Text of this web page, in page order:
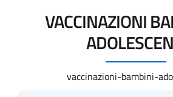
VACCINAZIONI
vaccinazioni-bambini-